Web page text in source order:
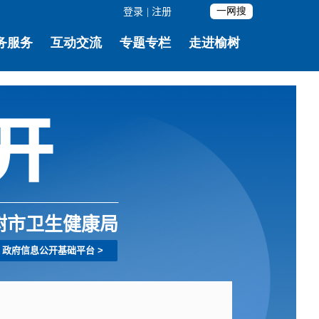
登录 注册
市卫生健康局
政府信息公开基础平台>